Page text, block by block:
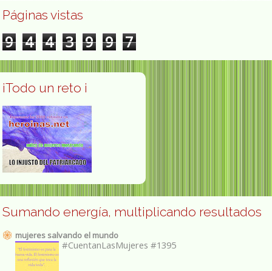
Páginas vistas
9 4 4 3 9 9 7
¡Todo un reto ¡
Sumando energía, multiplicando resultados
mujeres salvando el mundo
#CuentanLasMujeres #1395